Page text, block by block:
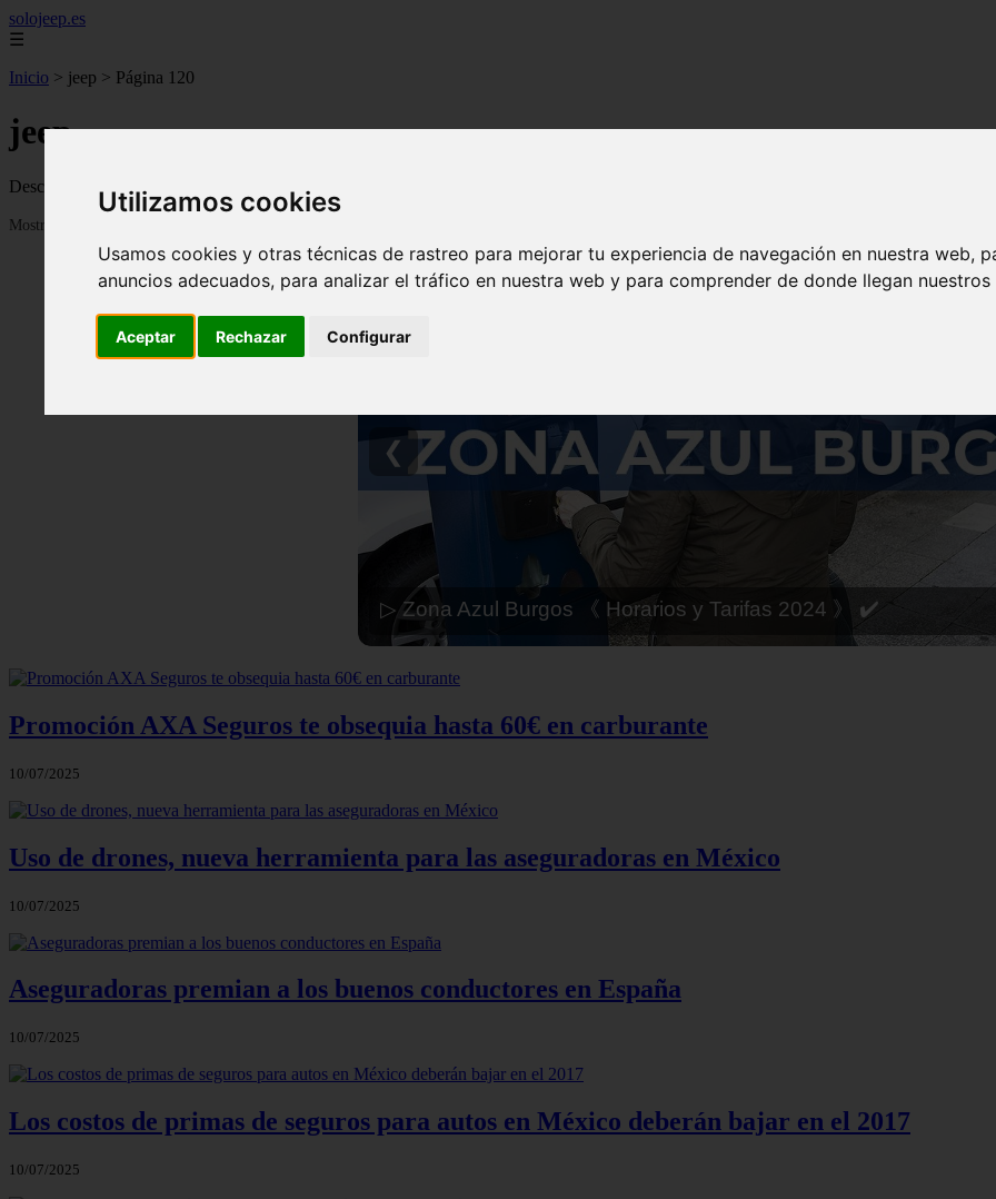
Utilizamos cookies
Usamos cookies y otras técnicas de rastreo para mejorar tu experiencia de navegación en nuestra web,
anuncios adecuados, para analizar el tráfico en nuestra web y para comprender de donde llegan
Aceptar Rechazar Configurar
solojeep.es
☰
Inicio > jeep > Página 120
jeep
Descubre todas las noticias de la categoría jeep. Artículos actualizados y contenido de calidad en solojeep.es.
Mostrando 2857 - 2880 de 3335 artículos
▷ Zona Azul Córdoba 《 Horarios y Tarifas 2024 》 ✔️
❮
Promoción AXA Seguros te obsequia hasta 60€ en carburante
10/07/2025
Uso de drones, nueva herramienta para las aseguradoras en México
10/07/2025
Aseguradoras premian a los buenos conductores en España
10/07/2025
Los costos de primas de seguros para autos en México deberán bajar en el 2017
10/07/2025